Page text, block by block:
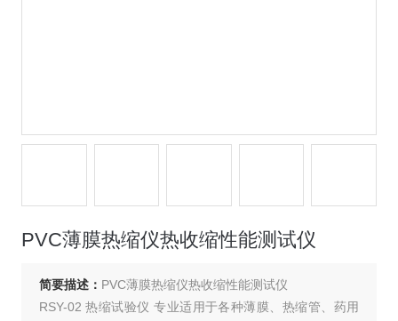
PVC薄膜热缩仪热收缩性能测试仪
简要描述： PVC薄膜热缩仪热收缩性能测试仪
RSY-02 热缩试验仪 专业适用于各种薄膜、热缩管、药用